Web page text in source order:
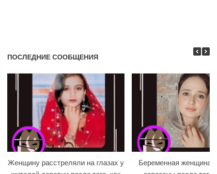
ПОСЛЕДНИЕ СООБЩЕНИЯ
Женщину расстреляли на глазах у
Беременная женщина